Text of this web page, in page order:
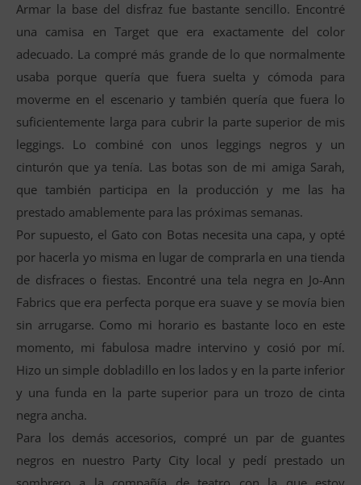
Armar la base del disfraz fue bastante sencillo. Encontré
una camisa en Target que era exactamente del color
adecuado. La compré más grande de lo que normalmente
usaba porque quería que fuera suelta y cómoda para
moverme en el escenario y también quería que fuera lo
suficientemente larga para cubrir la parte superior de mis
leggings. Lo combiné con unos leggings negros y un
cinturón que ya tenía. Las botas son de mi amiga Sarah,
que también participa en la producción y me las ha
prestado amablemente para las próximas semanas.
Por supuesto, el Gato con Botas necesita una capa, y opté
por hacerla yo misma en lugar de comprarla en una tienda
de disfraces o fiestas. Encontré una tela negra en Jo-Ann
Fabrics que era perfecta porque era suave y se movía bien
sin arrugarse. Como mi horario es bastante loco en este
momento, mi fabulosa madre intervino y cosió por mí.
Hizo un simple dobladillo en los lados y en la parte inferior
y una funda en la parte superior para un trozo de cinta
negra ancha.
Para los demás accesorios, compré un par de guantes
negros en nuestro Party City local y pedí prestado un